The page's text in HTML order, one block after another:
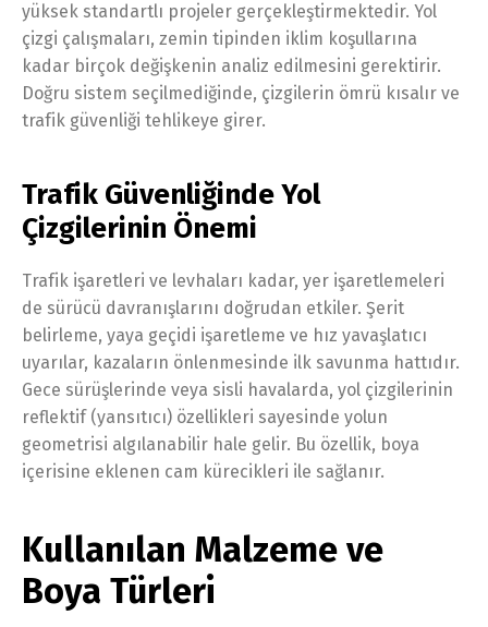
yüksek standartlı projeler gerçekleştirmektedir. Yol
çizgi çalışmaları, zemin tipinden iklim koşullarına
kadar birçok değişkenin analiz edilmesini gerektirir.
Doğru sistem seçilmediğinde, çizgilerin ömrü kısalır ve
trafik güvenliği tehlikeye girer.
Trafik Güvenliğinde Yol
Çizgilerinin Önemi
Trafik işaretleri ve levhaları kadar, yer işaretlemeleri
de sürücü davranışlarını doğrudan etkiler. Şerit
belirleme, yaya geçidi işaretleme ve hız yavaşlatıcı
uyarılar, kazaların önlenmesinde ilk savunma hattıdır.
Gece sürüşlerinde veya sisli havalarda, yol çizgilerinin
reflektif (yansıtıcı) özellikleri sayesinde yolun
geometrisi algılanabilir hale gelir. Bu özellik, boya
içerisine eklenen cam kürecikleri ile sağlanır.
Kullanılan Malzeme ve
Boya Türleri